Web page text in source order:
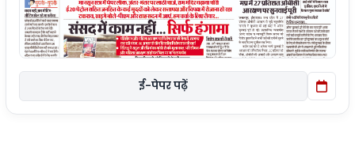
ई-पेपर पढ़ें